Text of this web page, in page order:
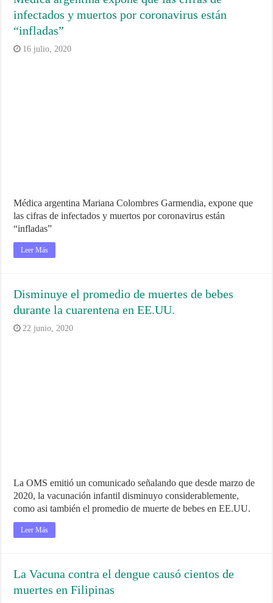
infectados y muertos por coronavirus están
“infladas”
16 julio, 2020
Médica argentina Mariana Colombres Garmendia, expone que
las cifras de infectados y muertos por coronavirus están
“infladas”
Leer Más
Disminuye el promedio de muertes de bebes
durante la cuarentena en EE.UU.
22 junio, 2020
La OMS emitió un comunicado señalando que desde marzo de
2020, la vacunación infantil disminuyo considerablemente,
como asi también el promedio de muerte de bebes en EE.UU.
Leer Más
La Vacuna contra el dengue causó cientos de
muertes en Filipinas